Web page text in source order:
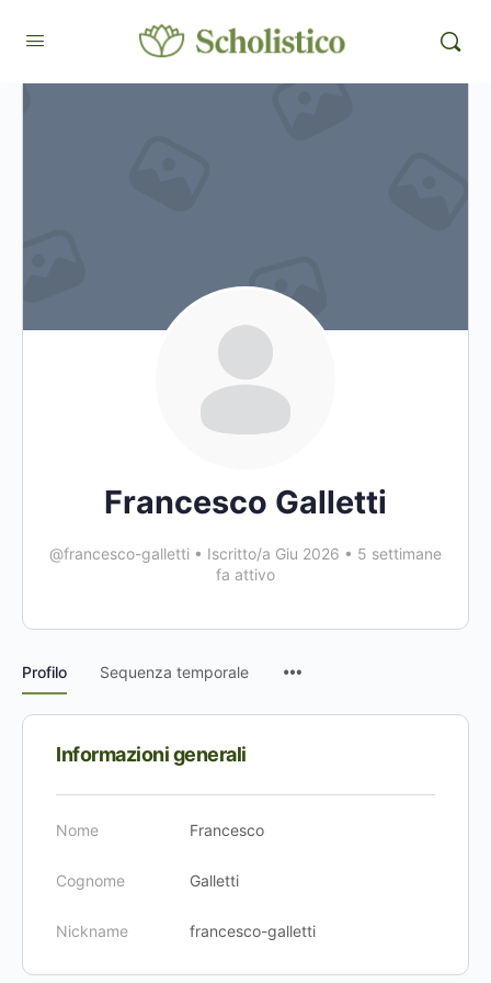
Francesco Galletti
@francesco-galletti • Iscritto/a Giu 2026 • 5 settimane
fa attivo
Profilo Sequenza temporale
menu
Informazioni generali
Nome Francesco
Cognome Galletti
Nickname francesco-galletti